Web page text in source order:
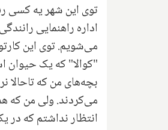
توی این شهر یه کسی
اداره راهنمایی
می‌شویم. توی این
"کوالا" که یک حیوان
بچه‌های من که تاحالا
می‌کردند. ولی من که
انتظار نداشتم که در